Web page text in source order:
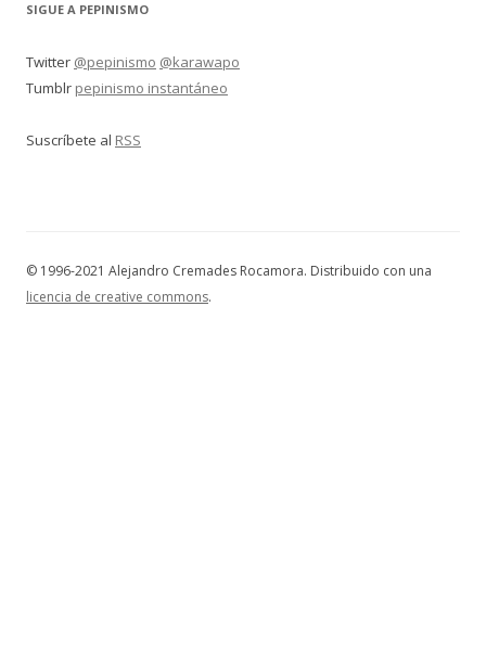
SIGUE A PEPINISMO
Twitter @pepinismo @karawapo
Tumblr pepinismo instantáneo
Suscríbete al RSS
© 1996-2021 Alejandro Cremades Rocamora. Distribuido con una
licencia de creative commons.